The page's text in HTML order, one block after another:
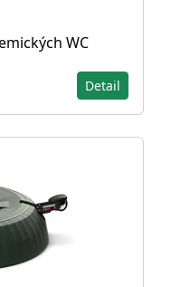
WC
Detail